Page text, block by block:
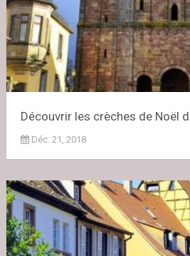
Découvrir les crèches de Noël
Déc. 21, 2018